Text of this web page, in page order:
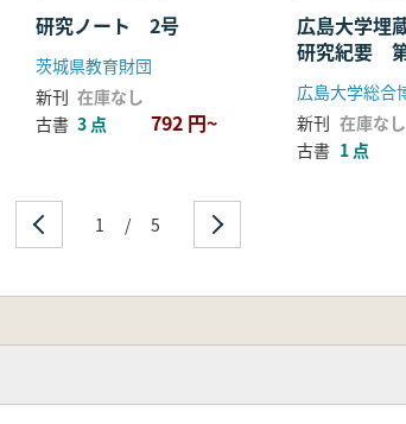
研究ノート 2号
茨城県教育財団
新刊 在庫なし
古書 3 点 792 円~
広島大学埋
研究紀要
新刊 在庫なし
古書 1 点
1 / 5